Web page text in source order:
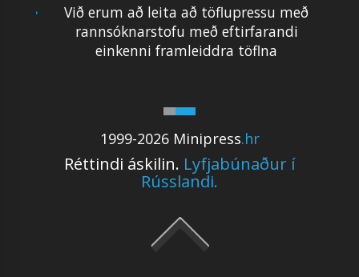
1999-2026 Minipress.hr
Réttindi áskilin. Lyfjabúnaður í
Rússlandi.
Við erum að leita að töflupressu með
rannsóknarstofu með eftirfarandi
einkenni framleiddra töflna